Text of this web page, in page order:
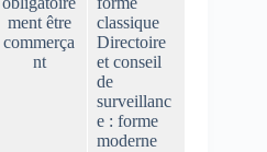
ment être
commerça
nt
classique
Directoire
et conseil
de
surveillanc
e : forme
moderne